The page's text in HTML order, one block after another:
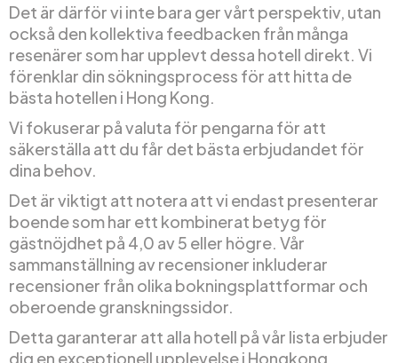
Det är därför vi inte bara ger vårt perspektiv, utan
också den kollektiva feedbacken från många
resenärer som har upplevt dessa hotell direkt. Vi
förenklar din sökningsprocess för att hitta de
bästa hotellen i Hong Kong.
Vi fokuserar på valuta för pengarna för att
säkerställa att du får det bästa erbjudandet för
dina behov.
Det är viktigt att notera att vi endast presenterar
boende som har ett kombinerat betyg för
gästnöjdhet på 4,0 av 5 eller högre. Vår
sammanställning av recensioner inkluderar
recensioner från olika bokningsplattformar och
oberoende granskningssidor.
Detta garanterar att alla hotell på vår lista erbjuder
dig en exceptionell upplevelse i Hongkong.